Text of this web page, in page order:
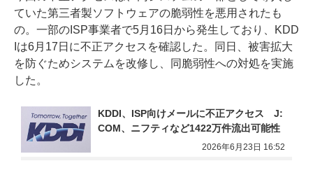
ていた第三者製ソフトウェアの脆弱性を悪用されたも
の。一部のISP事業者で5月16日から発生しており、KDD
Iは6月17日に不正アクセスを確認した。同日、被害拡大
を防ぐためシステムを改修し、同脆弱性への対処を実施
した。
KDDI、ISP向けメールに不正アクセス　J:
COM、ニフティなど1422万件流出可能性
2026年6月23日 16:52